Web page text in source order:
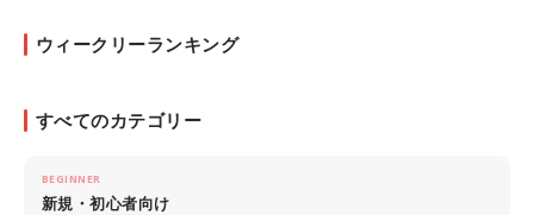
ウィークリーランキング
すべてのカテゴリー
BEGINNER
新規・初心者向け